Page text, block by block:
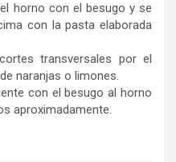
horno con el besugo y se
con la pasta elaborada
transversales por el
naranjas o limones.
con el besugo al horno
aproximadamente.